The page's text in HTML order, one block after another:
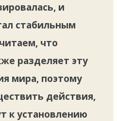
и
стабильным
что
разделяет эту
мира, поэтому
действия,
к установлению